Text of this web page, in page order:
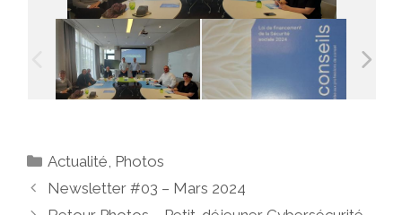
Catégories
Actualité Photos
Newsletter #03 – Mars 2024